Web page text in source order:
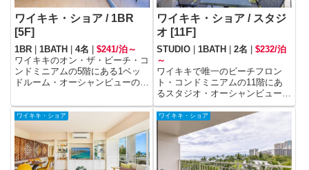
ワイキキ・ショア / 1BR
[5F]
1BR 1BATH 4名
$241/泊～
ワイキキのオン・ザ・ビーチ・コ
ンドミニアムの5階にある1ベッ
ドルーム・オーシャンビューのユ
ワイキキ・ショア / スタジ
オ [11F]
STUDIO| 1BATH 2名
$232/泊
～
ワイキキで唯一のビーチフロン
ト・コンドミニアムの11階にあ
るスタジオ・オーシャンビューの
ユニットです。
ワイキキ・ショア ワイキキ・ショア